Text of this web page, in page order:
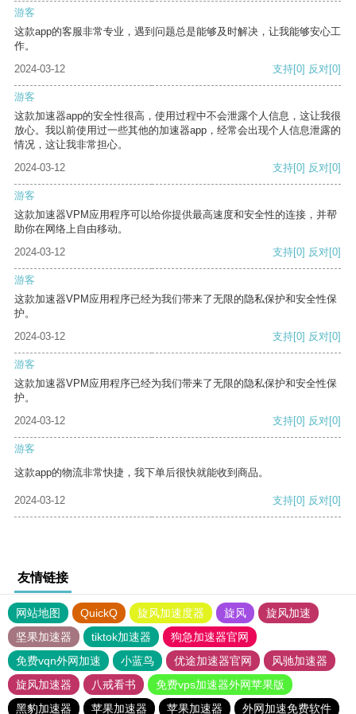
游客
这款app的客服非常专业，遇到问题总是能够及时解决，让我能够安心工
作。
2024-03-12
支持[0] 反对[0]
游客
这款加速器app的安全性很高，使用过程中不会泄露个人信息，这让我很
放心。我以前使用过一些其他的加速器app，经常会出现个人信息泄露的
情况，这让我非常担心。
2024-03-12
支持[0] 反对[0]
游客
这款加速器VPM应用程序可以给你提供最高速度和安全性的连接，并帮
助你在网络上自由移动。
2024-03-12
支持[0] 反对[0]
游客
这款加速器VPM应用程序已经为我们带来了无限的隐私保护和安全性保
护。
2024-03-12
支持[0] 反对[0]
游客
这款加速器VPM应用程序已经为我们带来了无限的隐私保护和安全性保
护。
2024-03-12
支持[0] 反对[0]
游客
这款app的物流非常快捷，我下单后很快就能收到商品。
2024-03-12 支持[0] 反对[0]
友情链接
网站地图 QuickQ 旋风加速度器 旋风
旋风加速
坚果加速器
tiktok加速器
狗急加速器官网
免费vqn外网加速
小蓝鸟 优途加速器官网
风驰加速器
旋风加速器
八戒看书
免费vps加速器外网苹果版
黑豹加速器
苹果加速器 苹果加速器 外网加速免费软件